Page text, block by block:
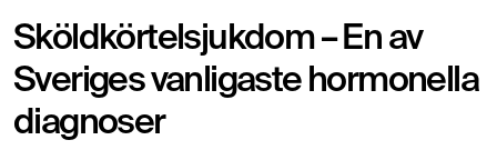
Sköldkörtelsjukdom – En av
Sveriges vanligaste hormonella
diagnoser